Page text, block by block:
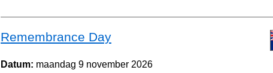
Remembrance Day
Datum: maandag 9 november 2026